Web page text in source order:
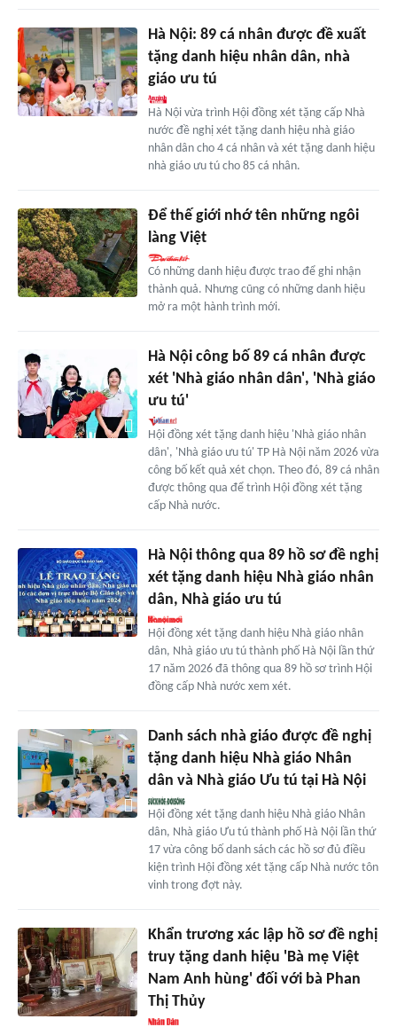
Hà Nội: 89 cá nhân được đề xuất
tặng danh hiệu nhân dân, nhà
giáo ưu tú
Hà Nội vừa trình Hội đồng xét tặng cấp Nhà
nước đề nghị xét tặng danh hiệu nhà giáo
nhân dân cho 4 cá nhân và xét tặng danh hiệu
nhà giáo ưu tú cho 85 cá nhân.
Để thế giới nhớ tên những ngôi
làng Việt
Có những danh hiệu được trao để ghi nhận
thành quả. Nhưng cũng có những danh hiệu
mở ra một hành trình mới.
Hà Nội công bố 89 cá nhân được
xét 'Nhà giáo nhân dân', 'Nhà giáo
ưu tú'
Hội đồng xét tặng danh hiệu 'Nhà giáo nhân
dân', 'Nhà giáo ưu tú' TP Hà Nội năm 2026 vừa
công bố kết quả xét chọn. Theo đó, 89 cá nhân
được thông qua để trình Hội đồng xét tặng
cấp Nhà nước.
Hà Nội thông qua 89 hồ sơ đề nghị
xét tặng danh hiệu Nhà giáo nhân
dân, Nhà giáo ưu tú
Hội đồng xét tặng danh hiệu Nhà giáo nhân
dân, Nhà giáo ưu tú thành phố Hà Nội lần thứ
17 năm 2026 đã thông qua 89 hồ sơ trình Hội
đồng cấp Nhà nước xem xét.
Danh sách nhà giáo được đề nghị
tặng danh hiệu Nhà giáo Nhân
dân và Nhà giáo Ưu tú tại Hà Nội
Hội đồng xét tặng danh hiệu Nhà giáo Nhân
dân, Nhà giáo Ưu tú thành phố Hà Nội lần thứ
17 vừa công bố danh sách các hồ sơ đủ điều
kiện trình Hội đồng xét tặng cấp Nhà nước tôn
vinh trong đợt này.
Khẩn trương xác lập hồ sơ đề nghị
truy tặng danh hiệu 'Bà mẹ Việt
Nam Anh hùng' đối với bà Phan
Thị Thủy